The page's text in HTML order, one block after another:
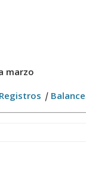
marzo
Registros |